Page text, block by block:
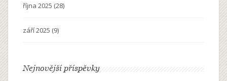
října 2025 (28)
září 2025 (9)
Nejnovější příspěvky